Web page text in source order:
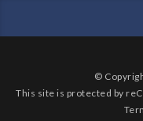
©
This site is protected by